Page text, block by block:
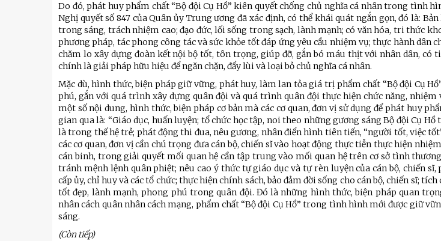
Do đó, phát huy phẩm chất “Bộ đội Cụ Hồ” kiên quyết chống chủ nghĩa cá nhân trong tình
Nghị quyết số 847 của Quân ủy Trung ương đã xác định, có thể khái quát ngắn gọn, đó là:
trong sáng, trách nhiệm cao; đạo đức, lối sống trong sạch, lành mạnh; có văn hóa, tri thức
phương pháp, tác phong công tác và sức khỏe tốt đáp ứng yêu cầu nhiệm vụ; thực hành dân
chăm lo xây dựng đoàn kết nội bộ tốt, tôn trọng, giúp đỡ, gắn bó máu thịt với nhân dân, có
chính là giải pháp hữu hiệu để ngăn chặn, đẩy lùi và loại bỏ chủ nghĩa cá nhân.
Mặc dù, hình thức, biện pháp giữ vững, phát huy, làm lan tỏa giá trị phẩm chất “Bộ đội Cụ
phú, gắn với quá trình xây dựng quân đội và quá trình quân đội thực hiện chức năng, nhiệm
một số nội dung, hình thức, biện pháp cơ bản mà các cơ quan, đơn vị sử dụng để phát huy
gian qua là: “Giáo dục, huấn luyện; tổ chức học tập, noi theo những gương sáng Bộ đội Cụ
là trong thế hệ trẻ; phát động thi đua, nêu gương, nhân điển hình tiên tiến, “người tốt, việc
các cơ quan, đơn vị cần chú trọng đưa cán bộ, chiến sĩ vào hoạt động thực tiễn thực hiện
cán binh, trong giải quyết mối quan hệ cần tập trung vào mối quan hệ trên cơ sở tình
tránh mệnh lệnh quân phiệt; nêu cao ý thức tự giáo dục và tự rèn luyện của cán bộ, chiến
cấp ủy, chỉ huy và các tổ chức; thực hiện chính sách, bảo đảm đời sống cho cán bộ, chiến sĩ;
tốt đẹp, lành mạnh, phong phú trong quân đội. Đó là những hình thức, biện pháp quan
nhân cách quân nhân cách mạng, phẩm chất “Bộ đội Cụ Hồ” trong tình hình mới được giữ
sáng.
(Còn tiếp)